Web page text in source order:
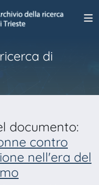
di
documento:
contro
nell'era del